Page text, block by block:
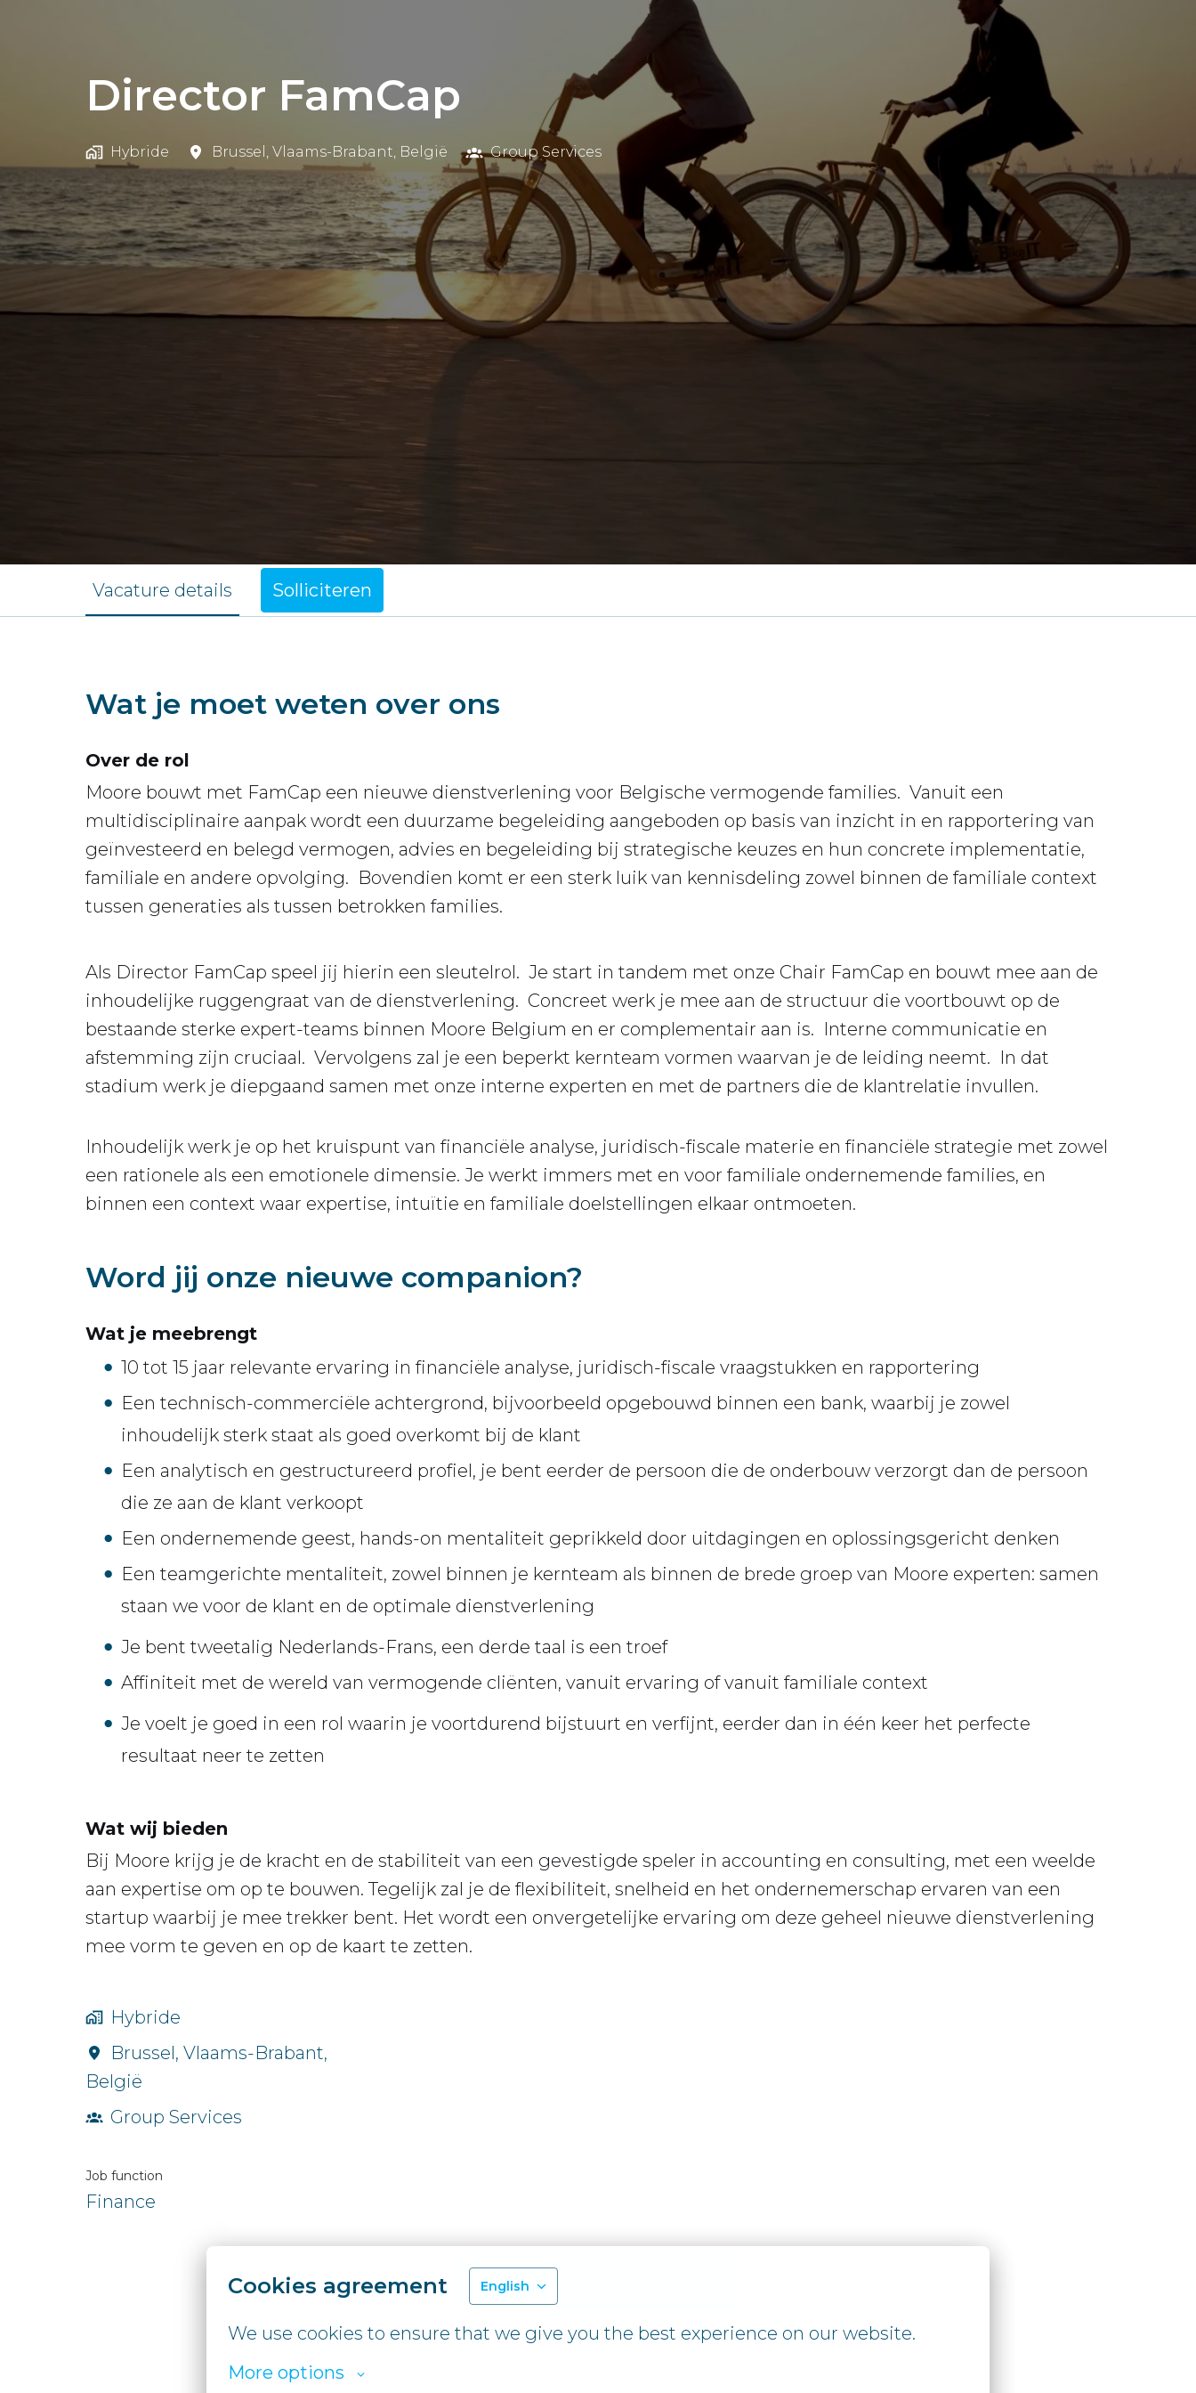
Cookies agreement English
We use cookies to ensure that we give you the best experience on our website.
More options
Director FamCap
Hybride Brussel Vlaams-Brabant België Group Services
Vacature details Solliciteren
Wat je moet weten over ons
Over de rol
Moore bouwt met FamCap een nieuwe dienstverlening voor Belgische vermogende families. Vanuit een
multidisciplinaire aanpak wordt een duurzame begeleiding aangeboden op basis van inzicht in en rapportering van
geïnvesteerd en belegd vermogen, advies en begeleiding bij strategische keuzes en hun concrete implementatie,
familiale en andere opvolging. Bovendien komt er een sterk luik van kennisdeling zowel binnen de familiale context
tussen generaties als tussen betrokken families.
Als Director FamCap speel jij hierin een sleutelrol. Je start in tandem met onze Chair FamCap en bouwt mee aan de
inhoudelijke ruggengraat van de dienstverlening. Concreet werk je mee aan de structuur die voortbouwt op de
bestaande sterke expert-teams binnen Moore Belgium en er complementair aan is. Interne communicatie en
afstemming zijn cruciaal. Vervolgens zal je een beperkt kernteam vormen waarvan je de leiding neemt. In dat
stadium werk je diepgaand samen met onze interne experten en met de partners die de klantrelatie invullen.
Inhoudelijk werk je op het kruispunt van financiële analyse, juridisch-fiscale materie en financiële strategie met zowel
een rationele als een emotionele dimensie. Je werkt immers met en voor familiale ondernemende families, en
binnen een context waar expertise, intuïtie en familiale doelstellingen elkaar ontmoeten.
Word jij onze nieuwe companion?
Wat je meebrengt
10 tot 15 jaar relevante ervaring in financiële analyse, juridisch-fiscale vraagstukken en rapportering
Een technisch-commerciële achtergrond, bijvoorbeeld opgebouwd binnen een bank, waarbij je zowel
inhoudelijk sterk staat als goed overkomt bij de klant
Een analytisch en gestructureerd profiel, je bent eerder de persoon die de onderbouw verzorgt dan de persoon
die ze aan de klant verkoopt
Een ondernemende geest, hands-on mentaliteit geprikkeld door uitdagingen en oplossingsgericht denken
Een teamgerichte mentaliteit, zowel binnen je kernteam als binnen de brede groep van Moore experten: samen
staan we voor de klant en de optimale dienstverlening
Je bent tweetalig Nederlands-Frans, een derde taal is een troef
Affiniteit met de wereld van vermogende cliënten, vanuit ervaring of vanuit familiale context
Je voelt je goed in een rol waarin je voortdurend bijstuurt en verfijnt, eerder dan in één keer het perfecte
resultaat neer te zetten
Wat wij bieden
Bij Moore krijg je de kracht en de stabiliteit van een gevestigde speler in accounting en consulting, met een weelde
aan expertise om op te bouwen. Tegelijk zal je de flexibiliteit, snelheid en het ondernemerschap ervaren van een
startup waarbij je mee trekker bent. Het wordt een onvergetelijke ervaring om deze geheel nieuwe dienstverlening
mee vorm te geven en op de kaart te zetten.
Hybride
Brussel, Vlaams-Brabant,
België
Group Services
Job function
Finance
of